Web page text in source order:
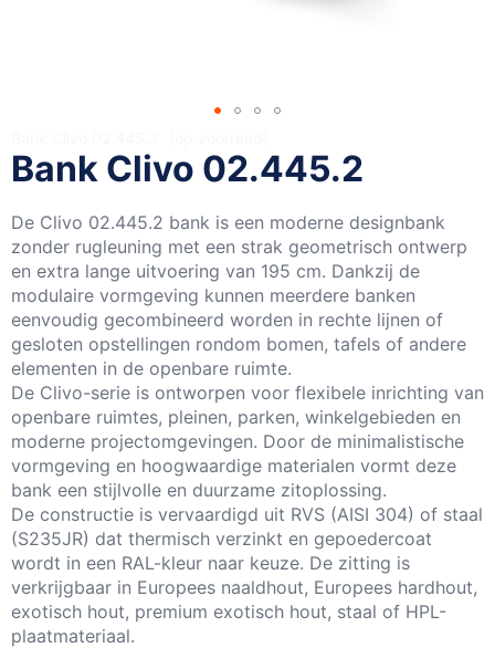
Bank Clivo 02.445.2
De Clivo 02.445.2 bank is een moderne designbank
zonder rugleuning met een strak geometrisch ontwerp
en extra lange uitvoering van 195 cm. Dankzij de
modulaire vormgeving kunnen meerdere banken
eenvoudig gecombineerd worden in rechte lijnen of
gesloten opstellingen rondom bomen, tafels of andere
elementen in de openbare ruimte.
De Clivo-serie is ontworpen voor flexibele inrichting van
openbare ruimtes, pleinen, parken, winkelgebieden en
moderne projectomgevingen. Door de minimalistische
vormgeving en hoogwaardige materialen vormt deze
bank een stijlvolle en duurzame zitoplossing.
De constructie is vervaardigd uit RVS (AISI 304) of staal
(S235JR) dat thermisch verzinkt en gepoedercoat
wordt in een RAL-kleur naar keuze. De zitting is
verkrijgbaar in Europees naaldhout, Europees hardhout,
exotisch hout, premium exotisch hout, staal of HPL-
plaatmateriaal.
naar
het
begin
van
de
afbeeldingen-
gallerij